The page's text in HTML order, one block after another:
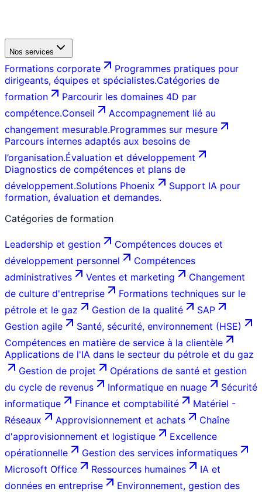
Nos services
Formations corporate
Programmes pratiques pour
dirigeants, équipes et spécialistes.Catégories de
formation
Parcourir les domaines 4D par
compétence.Conseil
Accompagnement lié au
changement mesurable.Programmes sur mesure
Parcours internes adaptés aux besoins de
l’organisation.Évaluation et développement
Diagnostics de compétences et plans de
développement.Solutions Phoenix
Support IA pour
formation, évaluation et demandes.
Catégories de formation
Leadership et gestion
Compétences douces et
développement personnel
Compétences
administratives
Ventes et marketing
Changement
de culture d'entreprise
Formations techniques sur le
pétrole et le gaz
Gestion de la qualité
SAP
Gestion agile
Santé, sécurité, environnement (HSE)
Compétences en matière de service à la clientèle
Applications de l'IA dans le secteur du pétrole et du gaz
Gestion de projet
Opérations de santé et gestion
du cycle de revenus
Informatique en nuage
Sécurité
informatique
Finance et comptabilité
Matériel -
Réseaux
Approvisionnement et achats
Chaîne
d'approvisionnement et logistique
Excellence
opérationnelle
Gestion des services informatiques
Microsoft Office
Ressources humaines
IA et
données en entreprise
Environnement, gestion des